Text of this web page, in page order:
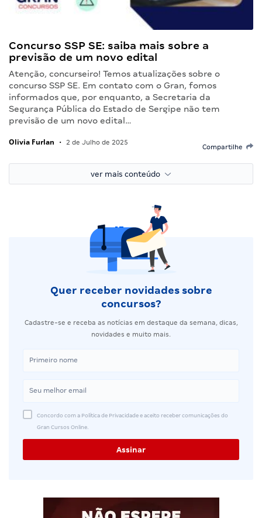
Concurso SSP SE: saiba mais sobre a
previsão de um novo edital
Atenção, concurseiro! Temos atualizações sobre o
concurso SSP SE. Em contato com o Gran, fomos
informados que, por enquanto, a Secretaria da
Segurança Pública do Estado de Sergipe não tem
previsão de um novo edital…
Olivia Furlan • 2 de Julho de 2025
Compartilhe
ver mais conteúdo
Quer receber novidades sobre
concursos?
Cadastre-se e receba as notícias em destaque da semana, dicas,
novidades e muito mais.
Concordo com a Política de Privacidade e aceito receber comunicações do
Gran Cursos Online.